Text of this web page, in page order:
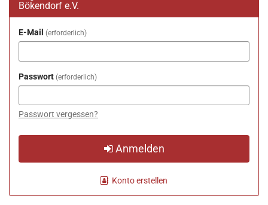
Bökendorf e.V.
E-Mail erforderlich
Passwort erforderlich
Passwort vergessen?
Anmelden
Konto erstellen